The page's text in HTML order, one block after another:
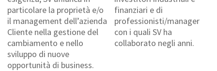
particolare la proprietà e/o
il management dell’azienda
Cliente nella gestione del
cambiamento e nello
sviluppo di nuove
opportunità di business.
finanziari e di
professionisti/manager
con i quali SV ha
collaborato negli anni.